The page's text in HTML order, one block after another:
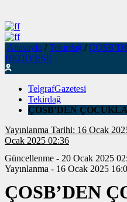
Anasayfa / Tekirdağ /
HEDİYESİ!
TelgrafGazetesi
Tekirdağ
ÇOSB’DEN
Yayınlanma Tarihi: 16 Ocak
Ocak 2025 02:36
Güncellenme - 20 Ocak 2025
Yayınlanma - 16 Ocak 2025
ÇOSB’DEN